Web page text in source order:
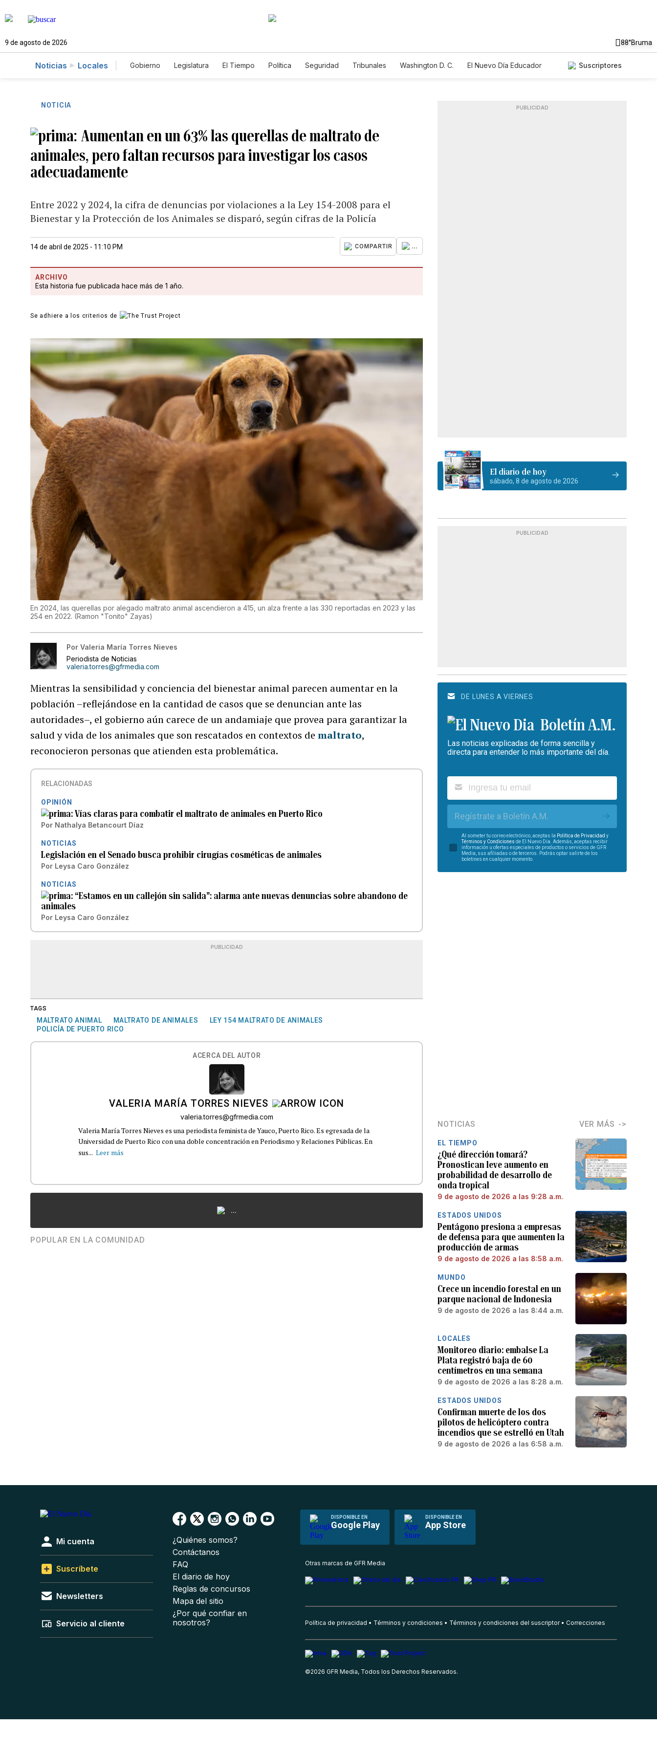
9 de agosto de 2026 88°Bruma
Noticias Locales Gobierno Legislatura El Tiempo Política Seguridad Tribunales Washington D. C.
El Nuevo Día Educador
Suscriptores
NOTICIA
Aumentan en un 63% las querellas de maltrato de
animales, pero faltan recursos para investigar los casos
adecuadamente
Entre 2022 y 2024, la cifra de denuncias por violaciones a la Ley 154-2008 para el
Bienestar y la Protección de los Animales se disparó, según cifras de la Policía
14 de abril de 2025 - 11:10 PM COMPARTIR ...
ARCHIVO
Esta historia fue publicada hace más de 1 año.
Se adhiere a los criterios de
En 2024, las querellas por alegado maltrato animal ascendieron a 415, un alza frente a las 330 reportadas en 2023 y las
254 en 2022. (Ramon "Tonito" Zayas)
Por Valeria María Torres Nieves
Periodista de Noticias
valeria.torres@gfrmedia.com
Mientras la sensibilidad y conciencia del bienestar animal parecen aumentar en la
población –reflejándose en la cantidad de casos que se denuncian ante las
autoridades–, el gobierno aún carece de un andamiaje que provea para garantizar la
salud y vida de los animales que son rescatados en contextos demaltrato,
reconocieron personas que atienden esta problemática.
RELACIONADAS
OPINIÓN
Vías claras para combatir el maltrato de animales en Puerto Rico
Por Nathalya Betancourt Díaz
NOTICIAS
Legislación en el Senado busca prohibir cirugías cosméticas de animales
Por Leysa Caro González
NOTICIAS
“Estamos en un callejón sin salida”: alarma ante nuevas denuncias sobre abandono de
animales
Por Leysa Caro González
PUBLICIDAD
TAGS
MALTRATO ANIMAL MALTRATO DE ANIMALES
LEY 154 MALTRATO DE ANIMALES
POLICÍA DE PUERTO RICO
ACERCA DEL AUTOR
VALERIA MARÍA TORRES NIEVES
valeria.torres@gfrmedia.com
Valeria María Torres Nieves es una periodista feminista de Yauco, Puerto Rico. Es egresada de la
Universidad de Puerto Rico con una doble concentración en Periodismo y Relaciones Públicas. En
sus... Leer más
...
POPULAR EN LA COMUNIDAD
PUBLICIDAD
El diario de hoy
sábado, 8 de agosto de 2026
PUBLICIDAD
DE LUNES A VIERNES
Boletín A.M.
Las noticias explicadas de forma sencilla y
directa para entender lo más importante del día.
Regístrate a Boletín A.M.
Al someter tu correo electrónico, aceptas la Política de Privacidad y
Términos y Condiciones de El Nuevo Día. Además, aceptas recibir
información u ofertas especiales de productos o servicios de GFR
Media, sus afiliadas o de terceros. Podrás optar salirte de los
boletines en cualquier momento.
NOTICIAS VER MÁS
EL TIEMPO
¿Qué dirección tomará?
Pronostican leve aumento en
probabilidad de desarrollo de
onda tropical
9 de agosto de 2026 a las 9:28 a.m.
ESTADOS UNIDOS
Pentágono presiona a empresas
de defensa para que aumenten la
producción de armas
9 de agosto de 2026 a las 8:58 a.m.
MUNDO
Crece un incendio forestal en un
parque nacional de Indonesia
9 de agosto de 2026 a las 8:44 a.m.
LOCALES
Monitoreo diario: embalse La
Plata registró baja de 60
centímetros en una semana
9 de agosto de 2026 a las 8:28 a.m.
ESTADOS UNIDOS
Confirman muerte de los dos
pilotos de helicóptero contra
incendios que se estrelló en Utah
9 de agosto de 2026 a las 6:58 a.m.
DISPONIBLE EN
Google Play
DISPONIBLE EN
App Store
Mi cuenta
Suscríbete
Newsletters
Servicio al cliente
¿Quiénes somos?
Contáctanos
FAQ
El diario de hoy
Reglas de concursos
Mapa del sitio
¿Por qué confiar en
nosotros?
Otras marcas de GFR Media
Política de privacidad Términos y condiciones Términos y condiciones del suscriptor Correcciones
©2026 GFR Media, Todos los Derechos Reservados.